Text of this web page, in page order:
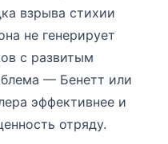
взрыва стихии
не генерирует
с развитым
— Бенетт или
эффективнее и
отряду.